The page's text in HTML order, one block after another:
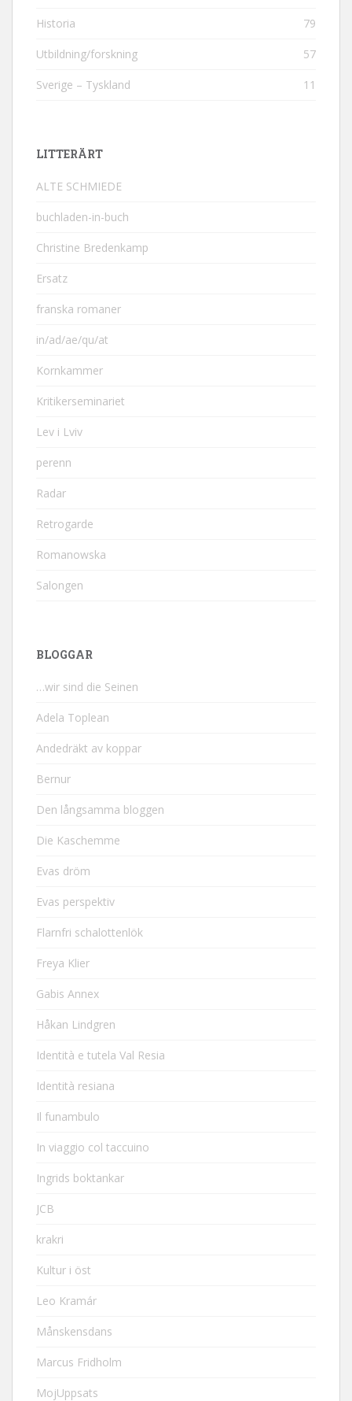
Historia 79
Utbildning/forskning 57
Sverige – Tyskland 11
LITTERÄRT
ALTE SCHMIEDE
buchladen-in-buch
Christine Bredenkamp
Ersatz
franska romaner
in/ad/ae/qu/at
Kornkammer
Kritikerseminariet
Lev i Lviv
perenn
Radar
Retrogarde
Romanowska
Salongen
BLOGGAR
…wir sind die Seinen
Adela Toplean
Andedräkt av koppar
Bernur
Den långsamma bloggen
Die Kaschemme
Evas dröm
Evas perspektiv
Flarnfri schalottenlök
Freya Klier
Gabis Annex
Håkan Lindgren
Identità e tutela Val Resia
Identità resiana
Il funambulo
In viaggio col taccuino
Ingrids boktankar
JCB
krakri
Kultur i öst
Leo Kramár
Månskensdans
Marcus Fridholm
MojUppsats